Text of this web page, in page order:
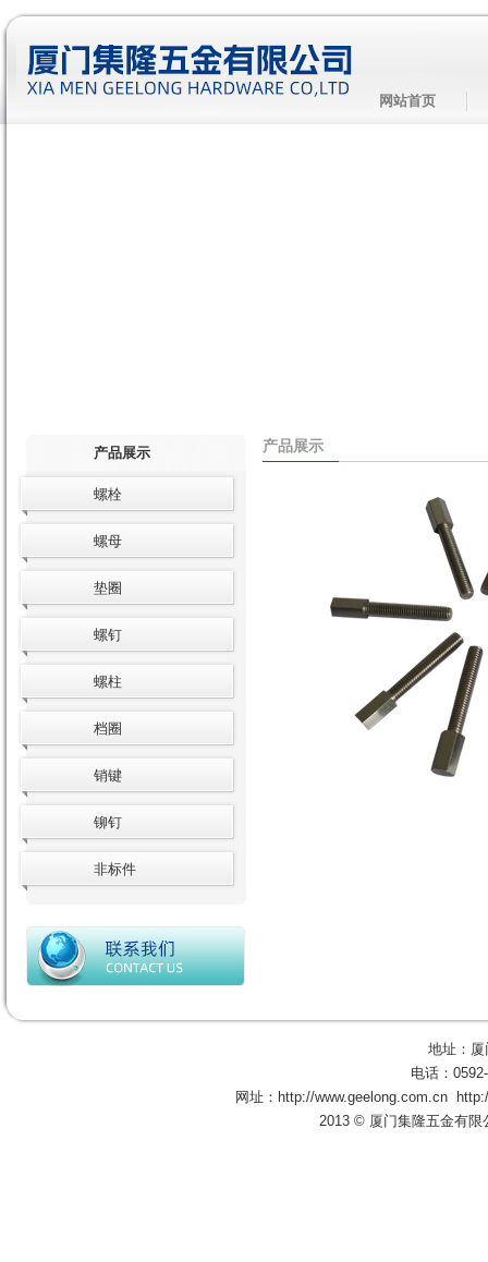
网站首页
产品展示
产品展示
螺栓
螺母
垫圈
螺钉
螺柱
档圈
销键
铆钉
非标件
地址：
电话：
网址： http://www.geelong.com.cn
2013 © 厦门集隆五金有限